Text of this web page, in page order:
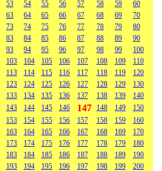
53 54 55 56 57 58 59
60
63 64 65 66 67 68 69
70
73 74 75 76 77 78 79
80
83 84 85 86 87 88 89
90
93 94 95 96 97 98 99
100
103 104 105 106 107 108 109
110
113 114 115 116 117 118 119
120
123 124 125 126 127 128 129
130
133 134 135 136 137 138 139
140
143 144 145 146 147 148 149
150
153 154 155 156 157 158 159
160
163 164 165 166 167 168 169
170
173 174 175 176 177 178 179
180
183 184 185 186 187 188 189
190
193 194 195 196 197 198 199
200